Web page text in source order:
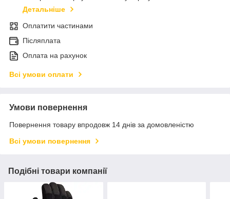
Детальніше
Оплатити частинами
Післяплата
Оплата на рахунок
Всі умови оплати
Умови повернення
Повернення товару впродовж 14 днів за домовленістю
Всі умови повернення
Подібні товари компанії